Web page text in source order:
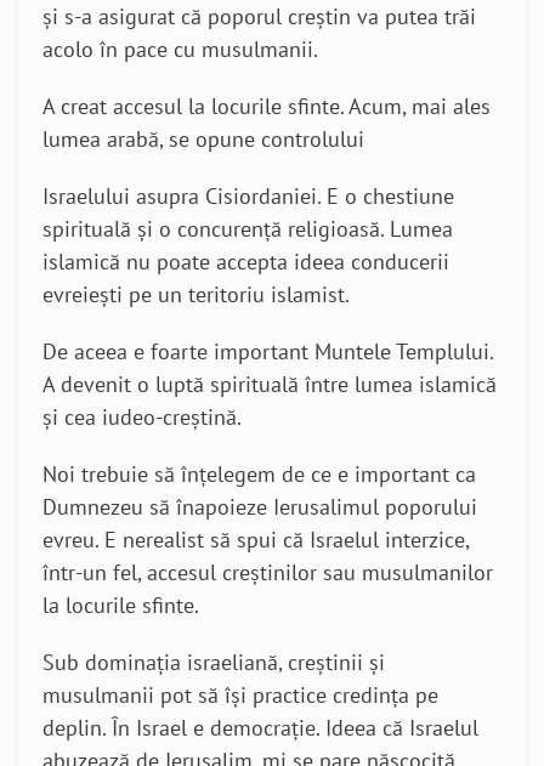
și s-a asigurat că poporul creștin va putea trăi
acolo în pace cu musulmanii.
A creat accesul la locurile sfinte. Acum, mai ales
lumea arabă, se opune controlului
Israelului asupra Cisiordaniei. E o chestiune
spirituală și o concurență religioasă. Lumea
islamică nu poate accepta ideea conducerii
evreiești pe un teritoriu islamist.
De aceea e foarte important Muntele Templului.
A devenit o luptă spirituală între lumea islamică
și cea iudeo-creștină.
Noi trebuie să înțelegem de ce e important ca
Dumnezeu să înapoieze Ierusalimul poporului
evreu. E nerealist să spui că Israelul interzice,
într-un fel, accesul creștinilor sau musulmanilor
la locurile sfinte.
Sub dominația israeliană, creștinii și
musulmanii pot să își practice credința pe
deplin. În Israel e democrație. Ideea că Israelul
abuzează de Ierusalim, mi se pare născocită.